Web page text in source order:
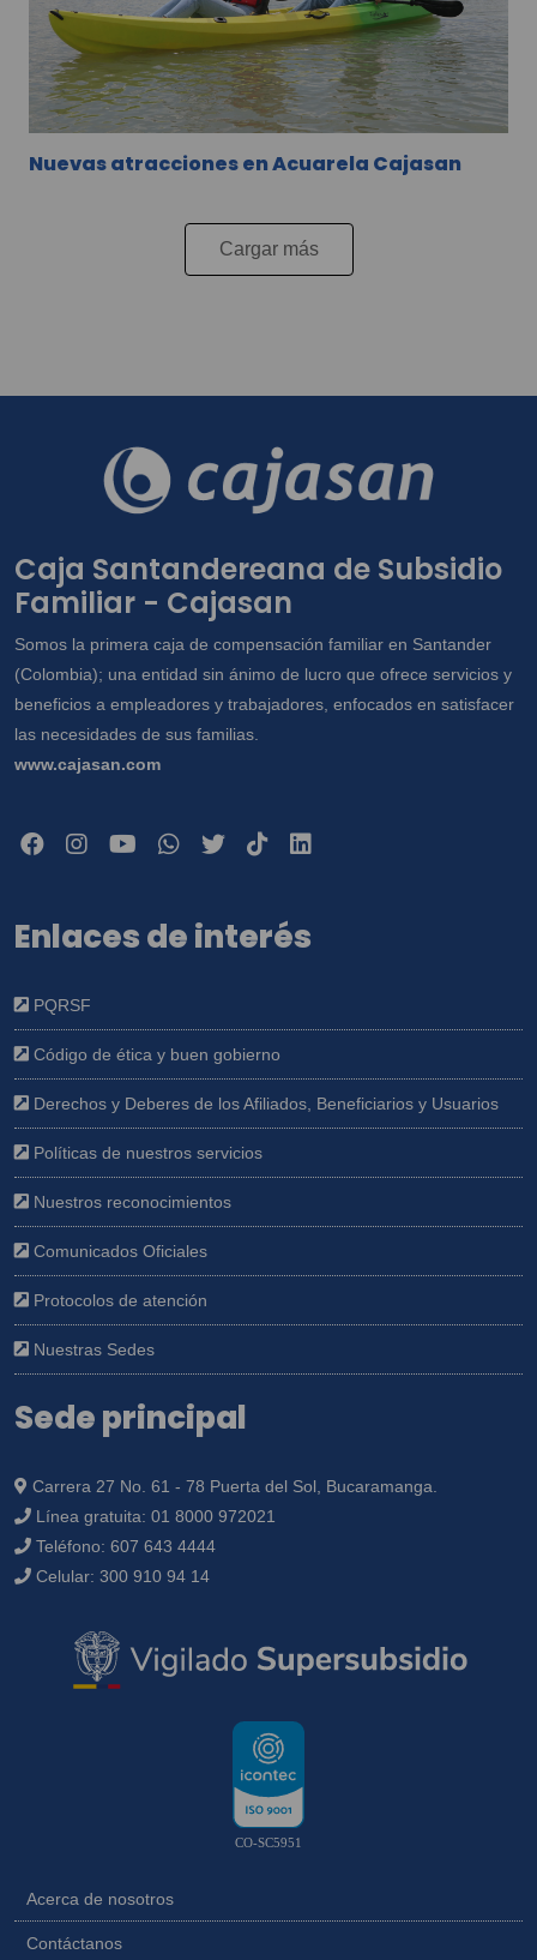
Nuevas atracciones en Acuarela Cajasan
Cargar más
Caja Santandereana de Subsidio
Familiar - Cajasan
Somos la primera caja de compensación familiar en Santander
(Colombia); una entidad sin ánimo de lucro que ofrece servicios y
beneficios a empleadores y trabajadores, enfocados en satisfacer
las necesidades de sus familias.
www.cajasan.com
Enlaces de interés
PQRSF
Código de ética y buen gobierno
Derechos y Deberes de los Afiliados, Beneficiarios y Usuarios
Políticas de nuestros servicios
Nuestros reconocimientos
Comunicados Oficiales
Protocolos de atención
Nuestras Sedes
Sede principal
Carrera 27 No. 61 - 78 Puerta del Sol, Bucaramanga.
Línea gratuita: 01 8000 972021
Teléfono: 607 643 4444
Celular: 300 910 94 14
CO-SC5951
Acerca de nosotros
Contáctanos